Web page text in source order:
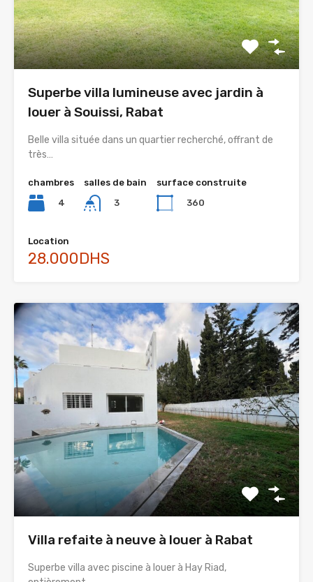
Superbe villa lumineuse avec jardin à
louer à Souissi, Rabat
Belle villa située dans un quartier recherché, offrant de
très…
chambres
4
salles de bain
3
surface construite
360
Location
28.000DHS
Villa refaite à neuve à louer à Rabat
Superbe villa avec piscine à louer à Hay Riad,